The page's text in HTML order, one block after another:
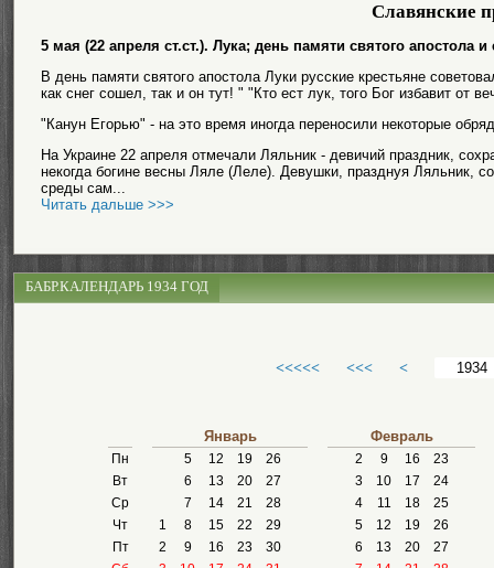
Славянские
5 мая (22 апреля ст.ст.). Лука; день памяти святого апостола и
В день памяти святого апостола Луки русские крестьяне
как снег сошел, так и он тут! " "Кто ест лук, того Бог избавит от
"Канун Егорью" - на это время иногда переносили некоторые
На Украине 22 апреля отмечали Ляльник - девичий праздник,
некогда богине весны Ляле (Леле). Девушки, празднуя Ляльник,
среды сам...
Читать дальше >>>
БАБР.КАЛЕНДАРЬ 1934 ГОД
<<<<< <<< <
Пн
Вт
Ср
Чт
Пт
Январь
5 12 19
26
6
13 20
27
7
14 21
28
1
8 15 22
29
2
9 16 23
30
Февраль
2 9 16
23
3
10 17
24
4
11 18
25
5
12 19
26
6
13 20
27